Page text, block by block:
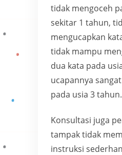
tidak mengoceh
sekitar 1 tahun,
mengucapkan
tidak mampu
dua kata pada
ucapannya
pada usia 3 tahun.
Konsultasi juga
tampak tidak
instruksi